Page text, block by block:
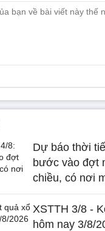
Dự báo thời
bước vào đợt
chiều, có nơi
XSTTH 3/8 -
hôm nay 3/8/